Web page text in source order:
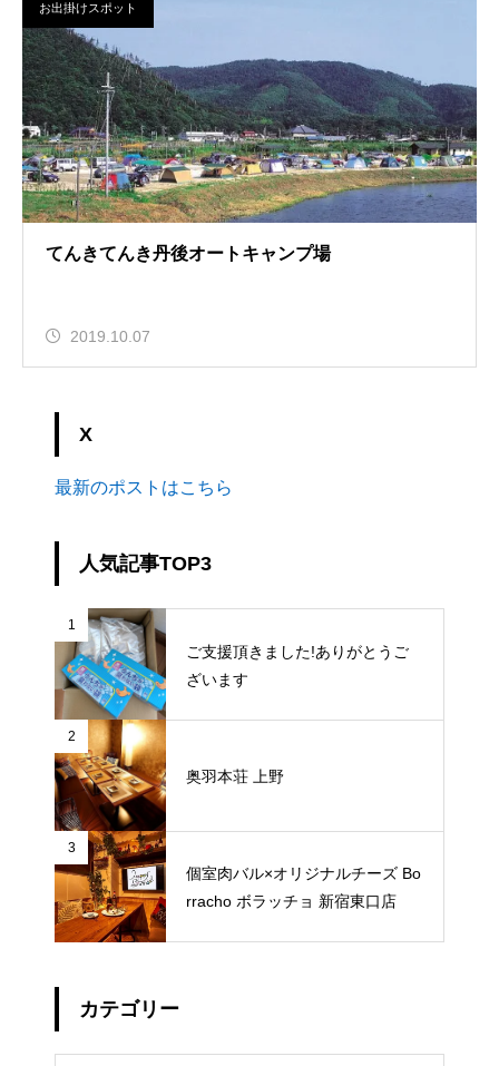
お出掛けスポット
てんきてんき丹後オートキャンプ場
2019.10.07
X
最新のポストはこちら
人気記事TOP3
1
ご支援頂きました!ありがとうご
ざいます
2
奥羽本荘 上野
3
個室肉バル×オリジナルチーズ Bo
rracho ボラッチョ 新宿東口店
カテゴリー